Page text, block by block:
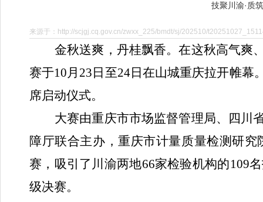
技聚川渝·质
来源于：http://scjgj.cq.gov.cn/zwxx_225/bmdt/sj/202510/
金秋送爽，丹桂飘香。在这秋高气爽
赛于10月23日至24日在山城重庆拉开帷幕
席启动仪式。
大赛由重庆市市场监督管理局、四川
障厅联合主办，重庆市计量质量检测研究
赛，吸引了川渝两地66家检验机构的109
级决赛。